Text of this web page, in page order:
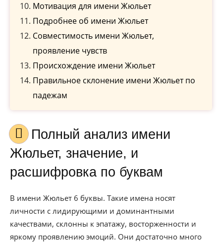
Мотивация для имени Жюльет
Подробнее об имени Жюльет
Совместимость имени Жюльет,
проявление чувств
Происхождение имени Жюльет
Правильное склонение имени Жюльет по
падежам
Полный анализ имени
Жюльет, значение, и
расшифровка по буквам
В имени Жюльет 6 буквы. Такие имена носят
личности с лидирующими и доминантными
качествами, склонны к эпатажу, восторженности и
яркому проявлению эмоций. Они достаточно много